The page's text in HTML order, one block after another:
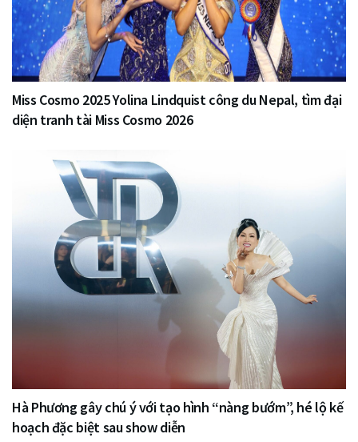
Miss Cosmo 2025 Yolina Lindquist công du Nepal, tìm đại
diện tranh tài Miss Cosmo 2026
Hà Phương gây chú ý với tạo hình “nàng bướm”, hé lộ kế
hoạch đặc biệt sau show diễn